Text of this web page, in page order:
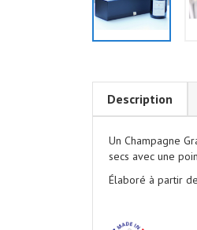
Description
Un Champagne
secs avec une
Élaboré à partir